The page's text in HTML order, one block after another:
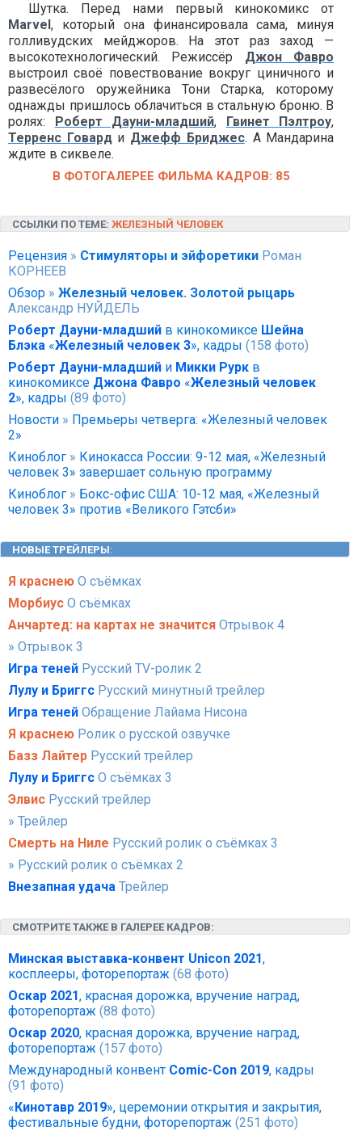
Шутка. Перед нами первый кинокомикс от
Marvel, который она финансировала сама, минуя
голливудских мейджоров. На этот раз заход —
высокотехнологический. Режиссёр Джон Фавро
выстроил своё повествование вокруг циничного и
развесёлого оружейника Тони Старка, которому
однажды пришлось облачиться в стальную броню. В
ролях: Роберт Дауни-младший, Гвинет Пэлтроу,
Терренс Говарди Джефф Бриджес. А Мандарина
ждите в сиквеле.
В ФОТОГАЛЕРЕЕ ФИЛЬМА КАДРОВ: 85
ССЫЛКИ ПО ТЕМЕ: ЖЕЛЕЗНЫЙ ЧЕЛОВЕК
Рецензия » Стимуляторы и эйфоретики Роман
КОРНЕЕВ
Обзор » Железный человек. Золотой рыцарь
Александр НУЙДЕЛЬ
Роберт Дауни-младший в кинокомиксе Шейна
Блэка «Железный человек 3», кадры (158 фото)
Роберт Дауни-младший и Микки Рурк в
кинокомиксе Джона Фавро «Железный человек
2», кадры (89 фото)
Новости » Премьеры четверга: «Железный человек
2»
Киноблог » Кинокасса России: 9-12 мая, «Железный
человек 3» завершает сольную программу
Киноблог » Бокс-офис США: 10-12 мая, «Железный
человек 3» против «Великого Гэтсби»
НОВЫЕ ТРЕЙЛЕРЫ:
Я краснею О съёмках
Морбиус О съёмках
Анчартед: на картах не значится Отрывок 4
» Отрывок 3
Игра теней Русский TV-ролик 2
Лулу и Бриггс Русский минутный трейлер
Игра теней Обращение Лайама Нисона
Я краснею Ролик о русской озвучке
Базз Лайтер Русский трейлер
Лулу и Бриггс О съёмках 3
Элвис Русский трейлер
» Трейлер
Смерть на Ниле Русский ролик о съёмках 3
» Русский ролик о съёмках 2
Внезапная удача Трейлер
СМОТРИТЕ ТАКЖЕ В ГАЛЕРЕЕ КАДРОВ:
Минская выставка-конвент Unicon 2021,
косплееры, фоторепортаж (68 фото)
Оскар 2021, красная дорожка, вручение наград,
фоторепортаж (88 фото)
Оскар 2020, красная дорожка, вручение наград,
фоторепортаж (157 фото)
Международный конвент Comic-Con 2019, кадры
(91 фото)
«Кинотавр 2019», церемонии открытия и закрытия,
фестивальные будни, фоторепортаж (251 фото)